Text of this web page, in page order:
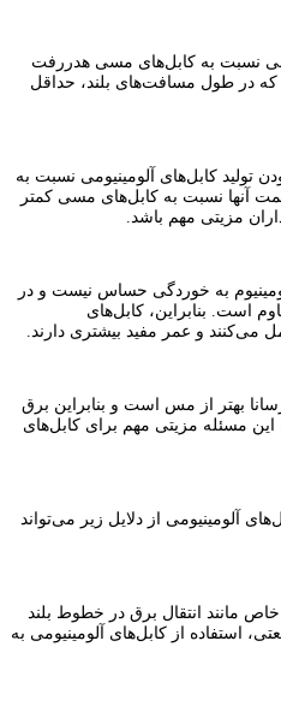
نسبت به کابل‌های مسی هدررفت
در طول مسافت‌های بلند، حداقل
تولید کابل‌های آلومینیومی نسبت به
آنها نسبت به کابل‌های مسی کمتر
مزیتی مهم باشد.
به خوردگی حساس نیست و در
است. بنابراین، کابل‌های
می‌کنند و عمر مفید بیشتری دارند.
رسانا بهتر از مس است و بنابراین برق
این مسئله مزیتی مهم برای کابل‌های
آلومینیومی از دلایل زیر می‌تواند
مانند انتقال برق در خطوط بلند
استفاده از کابل‌های آلومینیومی به